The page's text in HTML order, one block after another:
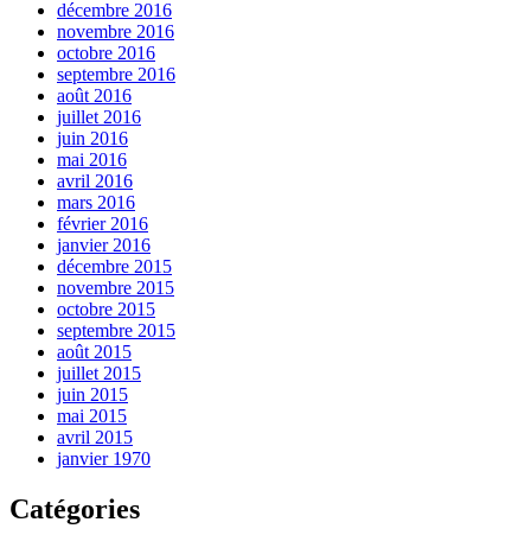
décembre 2016
novembre 2016
octobre 2016
septembre 2016
août 2016
juillet 2016
juin 2016
mai 2016
avril 2016
mars 2016
février 2016
janvier 2016
décembre 2015
novembre 2015
octobre 2015
septembre 2015
août 2015
juillet 2015
juin 2015
mai 2015
avril 2015
janvier 1970
Catégories